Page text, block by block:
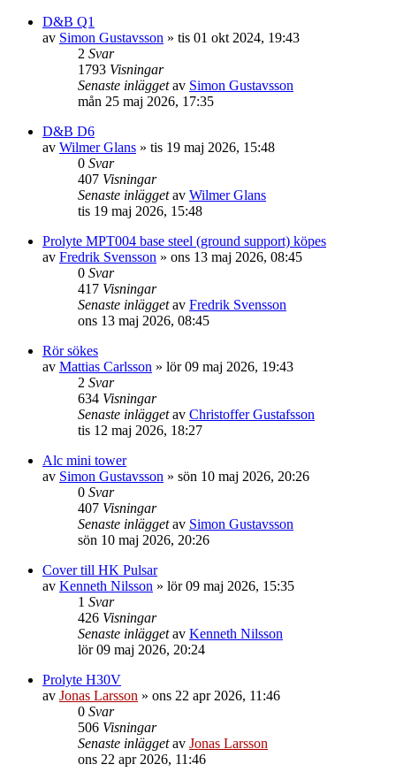
D&B Q1
av Simon Gustavsson » tis 01 okt 2024, 19:43
2 Svar
1793 Visningar
Senaste inläggetav Simon Gustavsson
mån 25 maj 2026, 17:35
D&B D6
av Wilmer Glans » tis 19 maj 2026, 15:48
0 Svar
407 Visningar
Senaste inläggetav Wilmer Glans
tis 19 maj 2026, 15:48
Prolyte MPT004 base steel (ground support) köpes
av Fredrik Svensson » ons 13 maj 2026, 08:45
0 Svar
417 Visningar
Senaste inläggetav Fredrik Svensson
ons 13 maj 2026, 08:45
Rör sökes
av Mattias Carlsson » lör 09 maj 2026, 19:43
2 Svar
634 Visningar
Senaste inläggetav Christoffer Gustafsson
tis 12 maj 2026, 18:27
Alc mini tower
av Simon Gustavsson » sön 10 maj 2026, 20:26
0 Svar
407 Visningar
Senaste inläggetav Simon Gustavsson
sön 10 maj 2026, 20:26
Cover till HK Pulsar
av Kenneth Nilsson » lör 09 maj 2026, 15:35
1 Svar
426 Visningar
Senaste inläggetav Kenneth Nilsson
lör 09 maj 2026, 20:24
Prolyte H30V
av Jonas Larsson » ons 22 apr 2026, 11:46
0 Svar
506 Visningar
Senaste inläggetav Jonas Larsson
ons 22 apr 2026, 11:46